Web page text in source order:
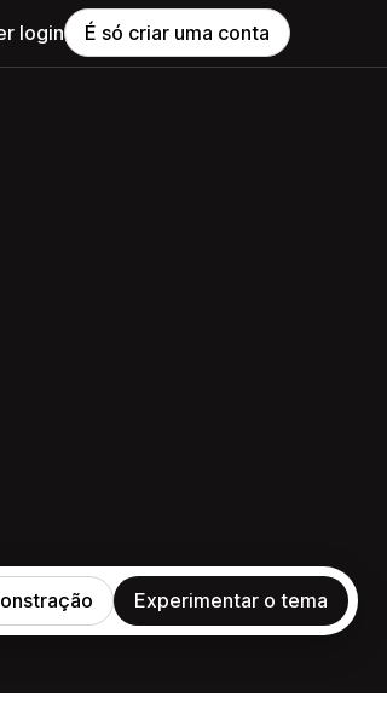
login É só criar uma conta
Experimentar o tema